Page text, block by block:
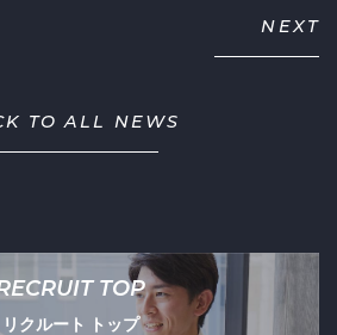
TO ALL NEWS
NEXT
TOP
リクルート トップ